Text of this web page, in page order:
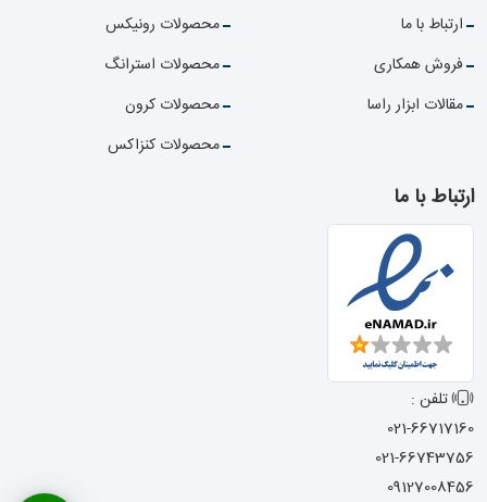
ارتباط با ما
فروش همکاری
مقالات ابزار راسا
محصولات رونیکس
محصولات استرانگ
محصولات کرون
محصولات کنزاکس
ارتباط با ما
تلفن :
021-66717160
021-66743756
09127008456